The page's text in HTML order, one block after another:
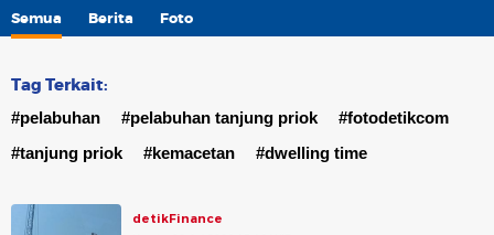
Semua Berita Foto
Tag Terkait:
#pelabuhan #pelabuhan tanjung priok
#fotodetikcom
#tanjung priok
#kemacetan #dwelling time
detikFinance